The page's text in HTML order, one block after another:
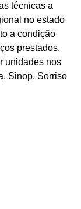
técnicas a
no estado
a condição
prestados.
unidades nos
Sinop, Sorriso